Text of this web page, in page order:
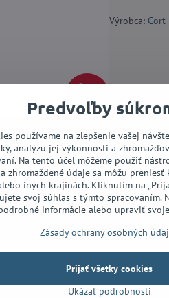
529 €
5%
Výrobca: Cort
Recenzie 0
a hrateľnosťou, ale aj
z javora. Nultý pražec je široký
3-polohovým prepínačom
dostatok. Farba: Flip Purple.
Predvoľby
používame na zlepšenie vašej
analýzu jej výkonnosti a
Na tento účel môžeme použiť
zhromaždené údaje sa môžu preniesť
iných krajinách. Kliknutím na
svoj súhlas s týmto spracovaním.
informácie alebo upraviť
Zásady ochrany osobných
Ukázať podrobnosti
Prijať všetky cookies